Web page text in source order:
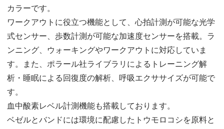
カラーです。
ワークアウトに役立つ機能として、心拍計測が可能な光学
式センサー、歩数計測が可能な加速度センサーを搭載。ラ
ンニング、ウォーキングやワークアウトに対応していま
す。また、ポラール社ライブラリによるトレーニング解
析・睡眠による回復度の解析、呼吸エクササイズが可能で
す。
血中酸素レベル計測機能も搭載しております。
ベゼルとバンドには環境に配慮したトウモロコシを原料と